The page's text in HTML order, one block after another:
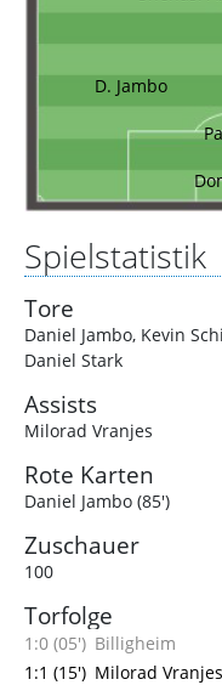
D. Jambo
Spielstatistik
Tore
Daniel Jambo, Kevin
Daniel Stark
Assists
Milorad Vranjes
Rote Karten
Daniel Jambo (85')
Zuschauer
100
Torfolge
1:0 (05') Billigheim
1:1 (15') Milorad